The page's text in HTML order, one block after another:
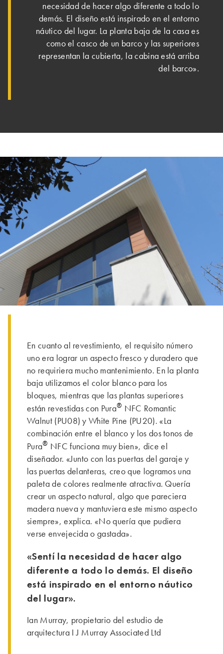
necesidad de hacer algo diferente a todo lo
demás. El diseño está inspirado en el entorno
náutico del lugar. La planta baja de la casa es
como el casco de un barco y las superiores
representan la cubierta, la cabina está arriba
del barco».
En cuanto al revestimiento, el requisito número
uno era lograr un aspecto fresco y duradero que
no requiriera mucho mantenimiento. En la planta
baja utilizamos el color blanco para los
bloques, mientras que las plantas superiores
están revestidas con Pura® NFC Romantic
Walnut (PU08) y White Pine (PU20). «La
combinación entre el blanco y los dos tonos de
Pura® NFC funciona muy bien», dice el
diseñador. «Junto con las puertas del garaje y
las puertas delanteras, creo que logramos una
paleta de colores realmente atractiva. Quería
crear un aspecto natural, algo que pareciera
madera nueva y mantuviera este mismo aspecto
siempre», explica. «No quería que pudiera
verse envejecida o gastada».
«Sentí la necesidad de hacer algo
diferente a todo lo demás. El diseño
está inspirado en el entorno náutico
del lugar».
Ian Murray, propietario del estudio de
arquitectura I J Murray Associated Ltd